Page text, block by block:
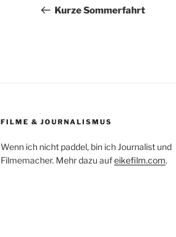
Beitrag
Kurze Sommerfahrt
FILME & JOURNALISMUS
Wenn ich nicht paddel, bin ich Journalist und
Filmemacher. Mehr dazu aufeikefilm.com.